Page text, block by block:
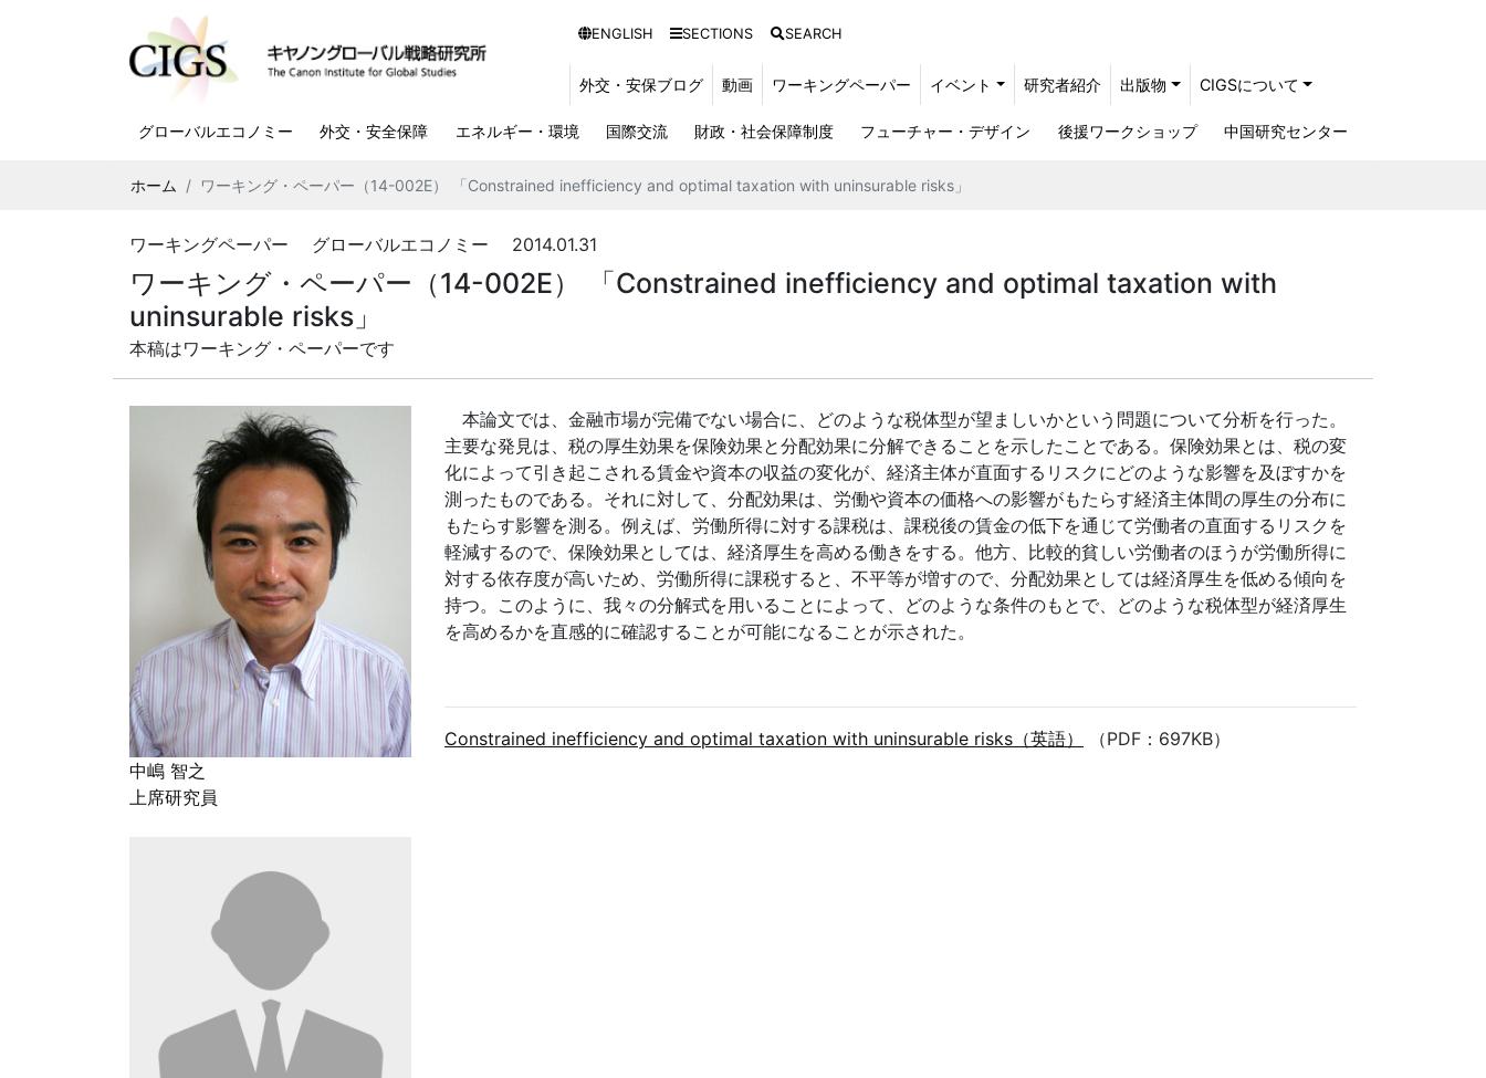
ENGLISH SECTIONS SEARCH
外交・安保ブログ 動画 ワーキングペーパー イベント 研究者紹介 出版物 CIGSについて
グローバルエコノミー 外交・安全保障 エネルギー・環境 国際交流 財政・社会保障制度 フューチャー・デザイン 後援ワークショップ 中国研究センター
ホーム ワーキング・ペーパー（14-002E） 「Constrained inefficiency and optimal taxation with uninsurable risks」
ワーキングペーパー グローバルエコノミー 2014.01.31
ワーキング・ペーパー（14-002E） 「Constrained inefficiency and optimal taxation with
uninsurable risks」
本稿はワーキング・ペーパーです
中嶋 智之
上席研究員
本論文では、金融市場が完備でない場合に、どのような税体型が望ましいかという問題について分析を行った。
主要な発見は、税の厚生効果を保険効果と分配効果に分解できることを示したことである。保険効果とは、税の変
化によって引き起こされる賃金や資本の収益の変化が、経済主体が直面するリスクにどのような影響を及ぼすかを
測ったものである。それに対して、分配効果は、労働や資本の価格への影響がもたらす経済主体間の厚生の分布に
もたらす影響を測る。例えば、労働所得に対する課税は、課税後の賃金の低下を通じて労働者の直面するリスクを
軽減するので、保険効果としては、経済厚生を高める働きをする。他方、比較的貧しい労働者のほうが労働所得に
対する依存度が高いため、労働所得に課税すると、不平等が増すので、分配効果としては経済厚生を低める傾向を
持つ。このように、我々の分解式を用いることによって、どのような条件のもとで、どのような税体型が経済厚生
を高めるかを直感的に確認することが可能になることが示された。
Constrained inefficiency and optimal taxation with uninsurable risks（英語） （PDF：697KB）